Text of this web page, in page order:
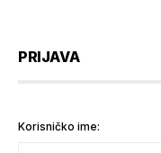
PRIJAVA
Korisničko ime: